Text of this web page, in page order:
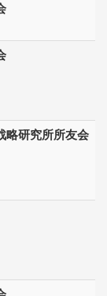
略研究所所友会